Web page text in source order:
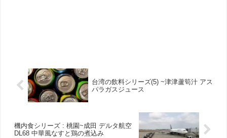
台湾の飲料シリーズ(5) ~津津蘆筍汁 アス
パラガスジュース
機内食シリーズ : 桃園~成田 デルタ航空
DL68 中華風なすと鶏の煮込み